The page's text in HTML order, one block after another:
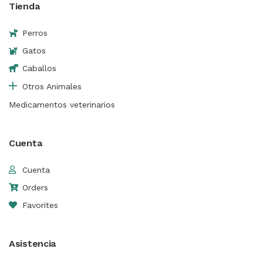
Tienda
Perros
Gatos
Caballos
Otros Animales
Medicamentos veterinarios
Cuenta
Cuenta
Orders
Favorites
Asistencia